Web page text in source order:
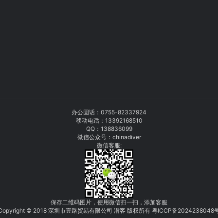
办公固话： 0755-82337924
移动电话： 13392168510
QQ：138836099
微信公众号：chinadiver
微信客服:
保存二维码图片，使用微信扫一扫，添加客服
© 2018 深圳市壹路贸易有限公司 潜客 版权所有 粤ICCP备2024238048